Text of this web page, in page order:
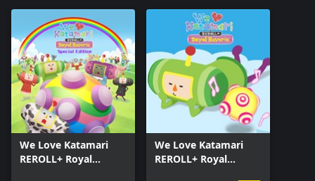
We Love Katamari
REROLL+ Royal
We Love Katamari
REROLL+ Royal